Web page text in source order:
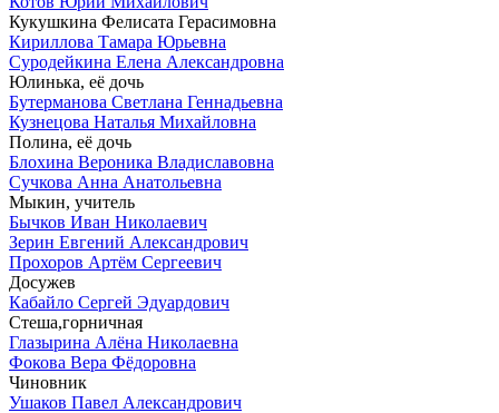
Кукушкина Фелисата Герасимовна
Кириллова Тамара Юрьевна
Суродейкина Елена Александровна
Юлинька, её дочь
Бутерманова Светлана Геннадьевна
Кузнецова Наталья Михайловна
Полина, её дочь
Блохина Вероника Владиславовна
Сучкова Анна Анатольевна
Мыкин, учитель
Бычков Иван Николаевич
Зерин Евгений Александрович
Прохоров Артём Сергеевич
Досужев
Кабайло Сергей Эдуардович
Стеша,горничная
Глазырина Алёна Николаевна
Фокова Вера Фёдоровна
Чиновник
Ушаков Павел Александрович